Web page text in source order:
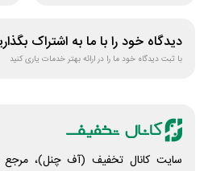
دیدگاه خود را با ما به اشتراک
با ثبت دیدگاه خود ما را در ارائه بهتر خدمات یاری کنید
سایت کانال تخفیف (آف چنل)، مرجع